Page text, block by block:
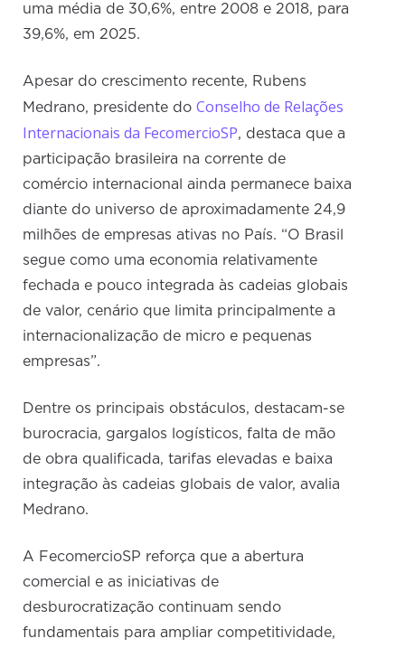
uma média de 30,6%, entre 2008 e 2018, para
39,6%, em 2025.
Apesar do crescimento recente, Rubens
Medrano, presidente doConselho de Relações
Internacionais da FecomercioSP, destaca que a
participação brasileira na corrente de
comércio internacional ainda permanece baixa
diante do universo de aproximadamente 24,9
milhões de empresas ativas no País. “O Brasil
segue como uma economia relativamente
fechada e pouco integrada às cadeias globais
de valor, cenário que limita principalmente a
internacionalização de micro e pequenas
empresas”.
Dentre os principais obstáculos, destacam-se
burocracia, gargalos logísticos, falta de mão
de obra qualificada, tarifas elevadas e baixa
integração às cadeias globais de valor, avalia
Medrano.
A FecomercioSP reforça que a abertura
comercial e as iniciativas de
desburocratização continuam sendo
fundamentais para ampliar competitividade,